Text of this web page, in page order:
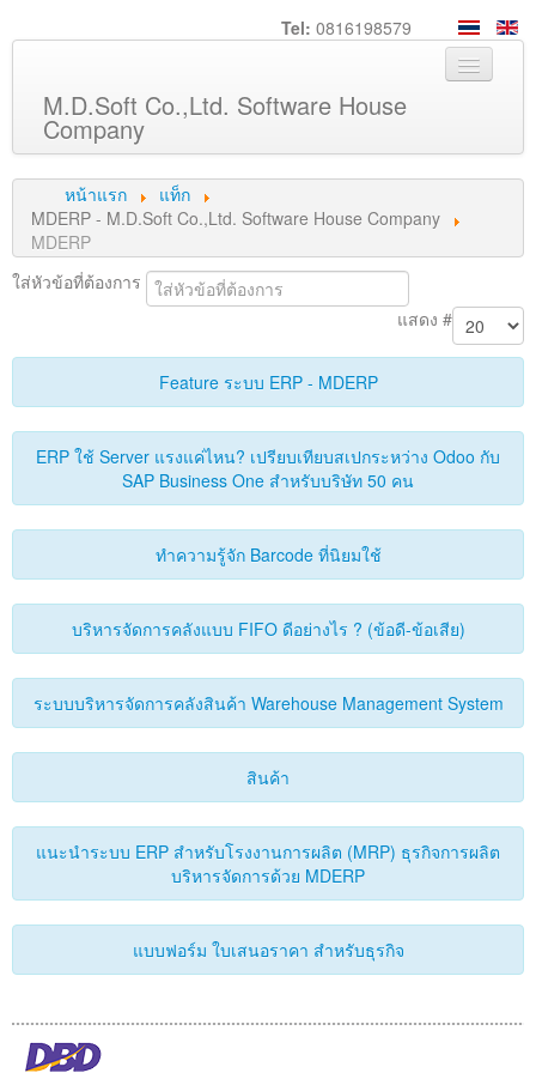
Tel: 0816198579
M.D.Soft Co.,Ltd. Software House
Company
หน้าหลัก
เกี่ยวกับเรา
บริการ
ร่วมงานกับเรา
ช่วยเหลือ
หน้าแรก
แท็ก
MDERP - M.D.Soft Co.,Ltd. Software House Company
MDERP
ใส่หัวข้อที่ต้องการ
แสดง #
Feature ระบบ ERP - MDERP
ERP ใช้ Server แรงแค่ไหน? เปรียบเทียบสเปกระหว่าง Odoo กับ
SAP Business One สำหรับบริษัท 50 คน
ทำความรู้จัก Barcode ที่นิยมใช้
บริหารจัดการคลังแบบ FIFO ดีอย่างไร ? (ข้อดี-ข้อเสีย)
ระบบบริหารจัดการคลังสินค้า Warehouse Management System
สินค้า
แนะนำระบบ ERP สำหรับโรงงานการผลิต (MRP) ธุรกิจการผลิต
บริหารจัดการด้วย MDERP
แบบฟอร์ม ใบเสนอราคา สำหรับธุรกิจ